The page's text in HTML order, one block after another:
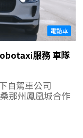
電動車
服務 車隊
自駕車公司
那州鳳凰城合作